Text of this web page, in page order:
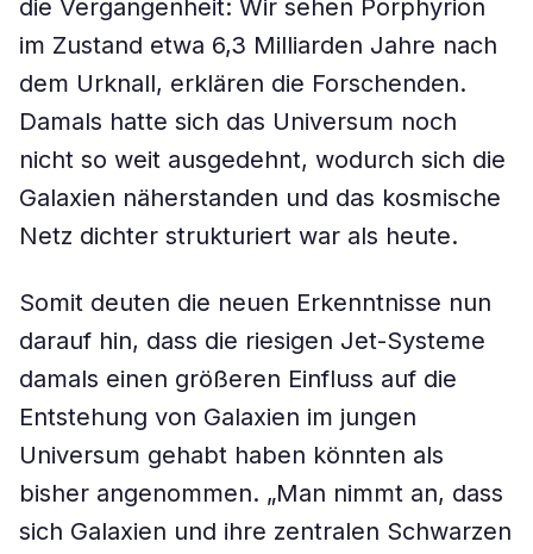
die Vergangenheit: Wir sehen Porphyrion
im Zustand etwa 6,3 Milliarden Jahre nach
dem Urknall, erklären die Forschenden.
Damals hatte sich das Universum noch
nicht so weit ausgedehnt, wodurch sich die
Galaxien näherstanden und das kosmische
Netz dichter strukturiert war als heute.
Somit deuten die neuen Erkenntnisse nun
darauf hin, dass die riesigen Jet-Systeme
damals einen größeren Einfluss auf die
Entstehung von Galaxien im jungen
Universum gehabt haben könnten als
bisher angenommen. „Man nimmt an, dass
sich Galaxien und ihre zentralen Schwarzen